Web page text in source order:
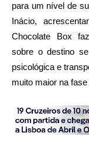
para um nível de
Inácio,
Chocolate Box
sobre o destino
psicológica e
muito maior na